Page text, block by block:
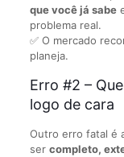
que você já sabe
problema real.
✅ O mercado
planeja.
Erro #2 –
logo de cara
Outro erro fatal é
ser completo,